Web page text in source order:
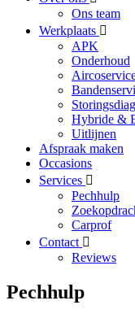
Ons team
Werkplaats
APK
Onderhoud
Hybride &
Uitlijnen
Afspraak maken
Occasions
Services
Pechhulp
Carprof
Contact
Reviews
Pechhulp